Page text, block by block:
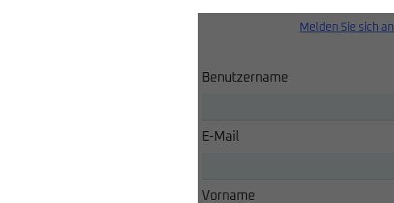
Melden Sie sich an
Benutzername
E-Mail
Vorname